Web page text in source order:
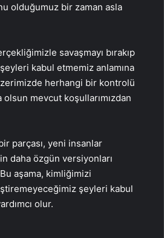
olduğumuz bir zaman asla
savaşmayı bırakıp
kabul etmemiz anlamına
herhangi bir kontrolü
mevcut koşullarımızdan
parçası, yeni insanlar
daha özgün versiyonları
aşama, kimliğimizi
şeyleri kabul
olur.